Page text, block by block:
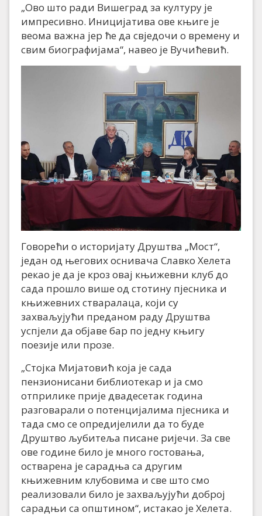
„Ово што ради Вишеград за културу је
импресивно. Иницијатива ове књиге је
веома важна јер ће да свједочи о времену и
свим биографијама“, навео је Вучићевић.
Говорећи о историјату Друштва „Мост“,
један од његових оснивача Славко Хелета
рекао је да је кроз овај књижевни клуб до
сада прошло више од стотину пјесника и
књижевних стваралаца, који су
захваљујући преданом раду Друштва
успјели да објаве бар по једну књигу
поезије или прозе.
„Стојка Мијатовић која је сада
пензионисани библиотекар и ја смо
отприлике прије двадесетак година
разговарали о потенцијалима пјесника и
тада смо се опредијелили да то буде
Друштво љубитеља писане ријечи. За све
ове године било је много гостовања,
остварена је сарадња са другим
књижевним клубовима и све што смо
реализовали било је захваљујући доброј
сарадњи са општином“, истакао је Хелета.